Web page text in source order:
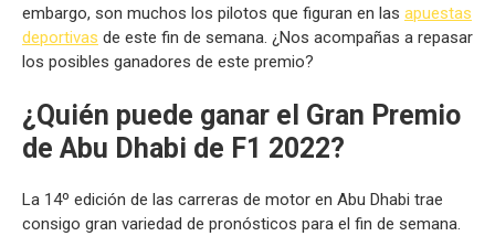
embargo, son muchos los pilotos que figuran en las apuestas
deportivas de este fin de semana. ¿Nos acompañas a repasar
los posibles ganadores de este premio?
¿Quién puede ganar el Gran Premio
de Abu Dhabi de F1 2022?
La 14º edición de las carreras de motor en Abu Dhabi trae
consigo gran variedad de pronósticos para el fin de semana.